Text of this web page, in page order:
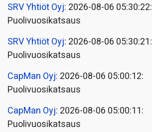
SRV Yhtiöt Oyj: 2026-08-06 05:30:22:
Puolivuosikatsaus
SRV Yhtiöt Oyj: 2026-08-06 05:30:21:
Puolivuosikatsaus
CapMan Oyj: 2026-08-06 05:00:12:
Puolivuosikatsaus
CapMan Oyj: 2026-08-06 05:00:11:
Puolivuosikatsaus